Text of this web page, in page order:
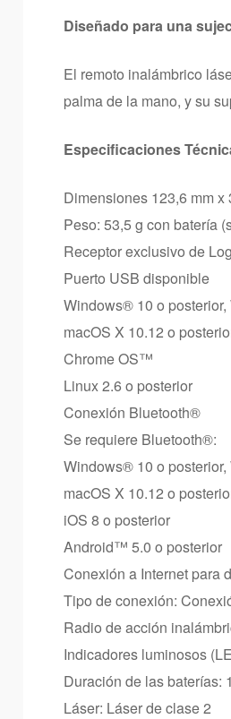
Diseñado para una
El remoto inalámbrico
palma de la mano, y su
Especificaciones
Dimensiones 123,6 mm x
Peso: 53,5 g con batería
Receptor exclusivo de
Puerto USB disponible
Windows® 10 o
macOS X 10.12 o
Chrome OS™
Linux 2.6 o posterior
Conexión Bluetooth®
Se requiere Bluetooth®:
Windows® 10 o posterior,
macOS X 10.12 o
iOS 8 o posterior
Android™ 5.0 o posterior
Conexión a Internet para
Tipo de conexión:
Radio de acción
Indicadores luminosos
Duración de las baterías:
Láser: Láser de clase 2